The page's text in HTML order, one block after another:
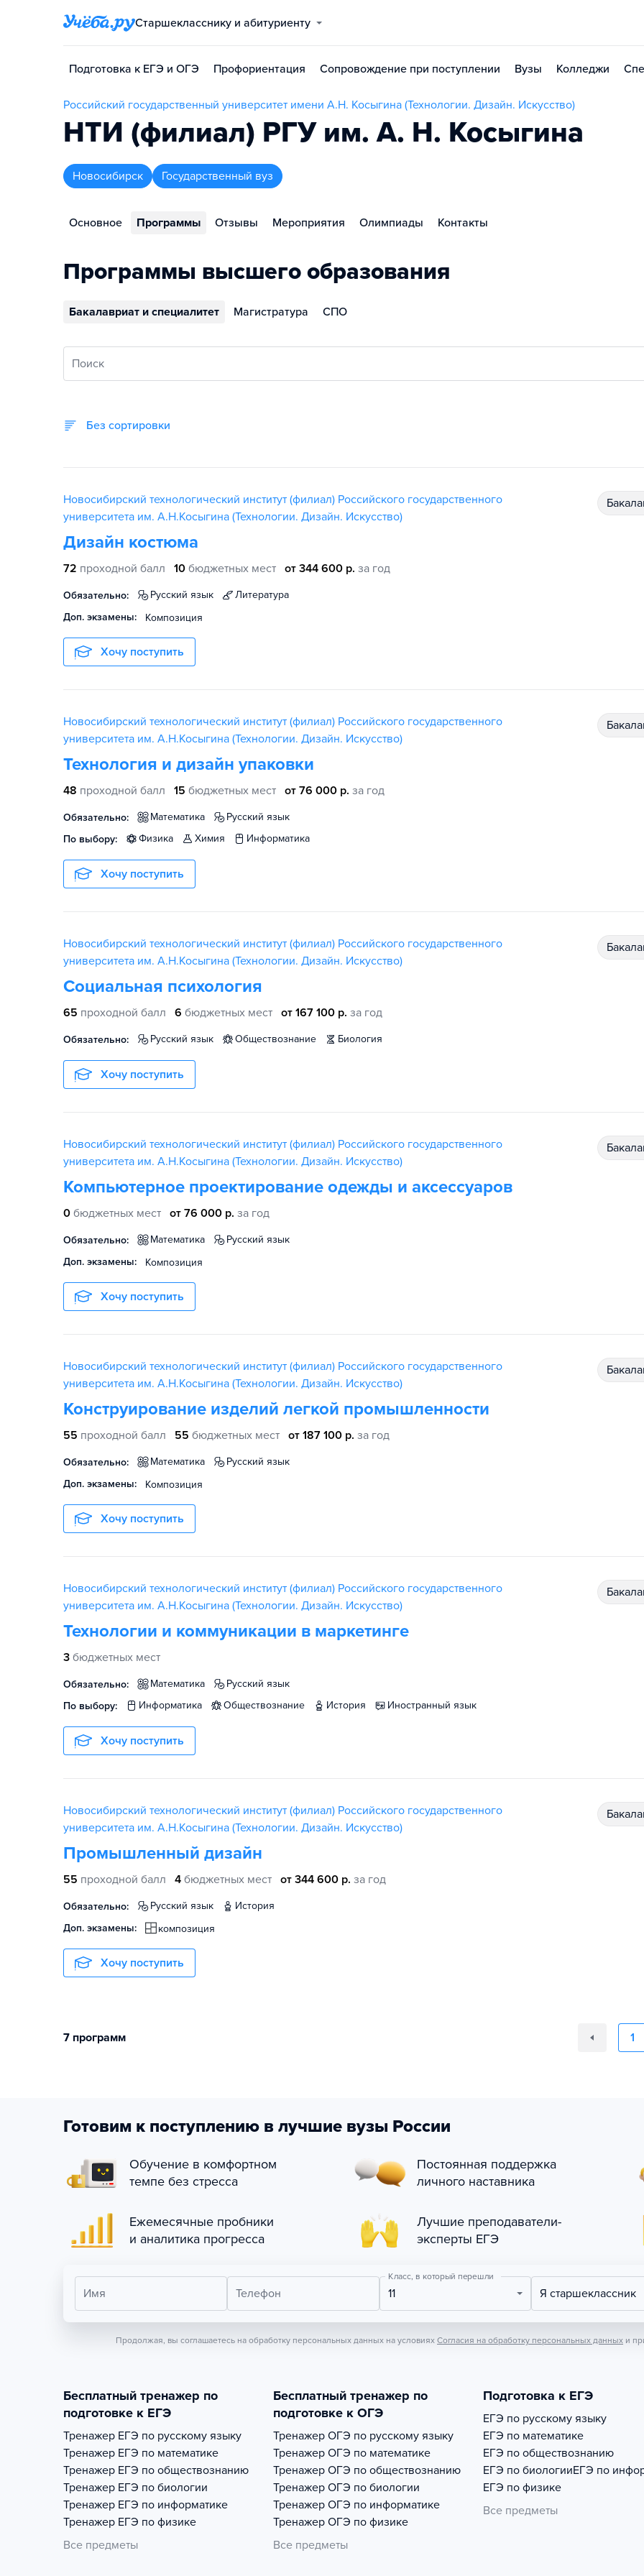
Старшекласснику и абитуриенту
Подготовка к ЕГЭ и ОГЭ Профориентация Сопровождение при поступлении Вузы Колледжи
Российский государственный университет имени А.Н. Косыгина (Технологии. Дизайн. Искусство)
НТИ (филиал) РГУ им. А. Н. Косыгина
Новосибирск Государственный вуз
Основное Программы Отзывы Мероприятия Олимпиады Контакты
Программы высшего образования
Бакалавриат и специалитет Магистратура СПО
Поиск
Без сортировки
Новосибирский технологический институт (филиал) Российского государственного
университета им. А.Н.Косыгина (Технологии. Дизайн. Искусство)
Дизайн костюма
72 проходной балл 10 бюджетных мест от 344 600 р. за год
Обязательно: русский язык
литература
Доп. экзамены:
Композиция
Хочу поступить
Новосибирский технологический институт (филиал) Российского государственного
университета им. А.Н.Косыгина (Технологии. Дизайн. Искусство)
Технология и дизайн упаковки
48 проходной балл 15 бюджетных мест от 76 000 р. за год
Обязательно: математика
русский язык
По выбору:
физика химия информатика
Хочу поступить
Новосибирский технологический институт (филиал) Российского государственного
университета им. А.Н.Косыгина (Технологии. Дизайн. Искусство)
Социальная психология
65 проходной балл 6 бюджетных мест от 167 100 р. за год
Обязательно: русский язык обществознание биология
Хочу поступить
Новосибирский технологический институт (филиал) Российского государственного
университета им. А.Н.Косыгина (Технологии. Дизайн. Искусство)
Компьютерное проектирование одежды и аксессуаров
0 бюджетных мест от 76 000 р. за год
Обязательно: математика
русский язык
Доп. экзамены:
Композиция
Хочу поступить
Новосибирский технологический институт (филиал) Российского государственного
университета им. А.Н.Косыгина (Технологии. Дизайн. Искусство)
Конструирование изделий легкой промышленности
55 проходной балл 55 бюджетных мест от 187 100 р. за год
Обязательно: математика
русский язык
Доп. экзамены:
Композиция
Хочу поступить
Новосибирский технологический институт (филиал) Российского государственного
университета им. А.Н.Косыгина (Технологии. Дизайн. Искусство)
Технологии и коммуникации в маркетинге
3 бюджетных мест
Обязательно: математика
русский язык
По выбору:
информатика обществознание история иностранный язык
Хочу поступить
Новосибирский технологический институт (филиал) Российского государственного
университета им. А.Н.Косыгина (Технологии. Дизайн. Искусство)
Промышленный дизайн
55 проходной балл 4 бюджетных мест от 344 600 р. за год
Обязательно: русский язык
история
Доп. экзамены:
композиция
Хочу поступить
7 программ 1
Готовим к поступлению в лучшие вузы России
Обучение в комфортном
темпе без стресса
Постоянная поддержка
личного наставника
Ежемесячные пробники
и аналитика прогресса
Лучшие преподаватели-
эксперты ЕГЭ
Имя Телефон
Класс, в который перешли
11 Я старшеклассник
Продолжая, вы соглашаетесь на обработку персональных данных на условиях Согласия на обработку персональных данных и
Бесплатный тренажер по
подготовке к ЕГЭ
Тренажер ЕГЭ по русскому языку
Тренажер ЕГЭ по математике
Тренажер ЕГЭ по обществознанию
Тренажер ЕГЭ по биологии
Тренажер ЕГЭ по информатике
Тренажер ЕГЭ по физике
Все предметы
Бесплатный тренажер по
подготовке к ОГЭ
Тренажер ОГЭ по русскому языку
Тренажер ОГЭ по математике
Тренажер ОГЭ по обществознанию
Тренажер ОГЭ по биологии
Тренажер ОГЭ по информатике
Тренажер ОГЭ по физике
Все предметы
Подготовка к ЕГЭ
ЕГЭ по русскому языку
ЕГЭ по математике
ЕГЭ по обществознанию
ЕГЭ по биологииЕГЭ по
ЕГЭ по физике
Все предметы